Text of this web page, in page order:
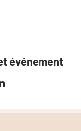
événement